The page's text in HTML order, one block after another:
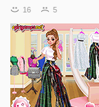
игра "Свинка Пеппа:
является тренером по
16 5